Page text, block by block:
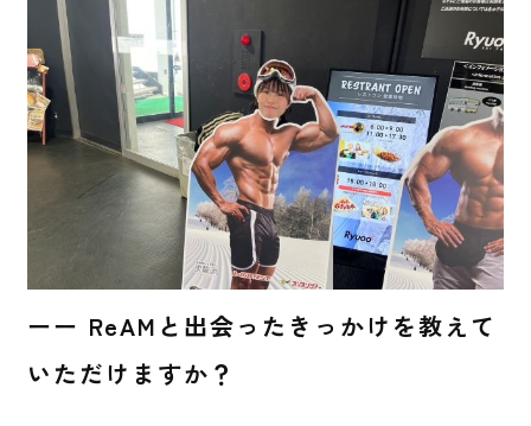
ーー ReAMと出会ったきっかけを教えて
いただけますか？